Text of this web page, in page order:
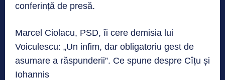
conferință de presă.
Marcel Ciolacu, PSD, îi cere demisia lui
Voiculescu: „Un infim, dar obligatoriu gest de
asumare a răspunderii”. Ce spune despre Cîțu și
Iohannis